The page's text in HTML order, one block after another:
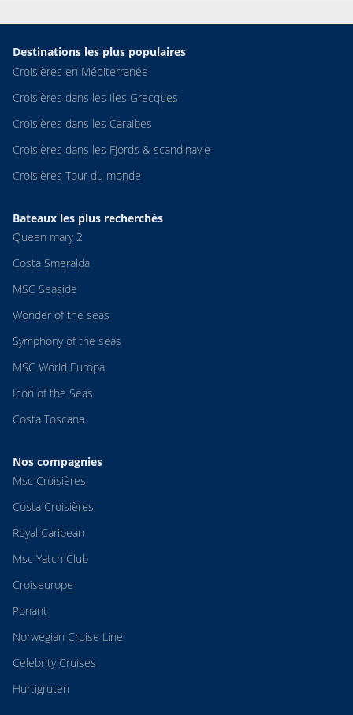
Destinations les plus populaires
Croisières en Méditerranée
Croisières dans les Iles Grecques
Croisières dans les Caraibes
Croisières dans les Fjords & scandinavie
Croisières Tour du monde
Bateaux les plus recherchés
Queen mary 2
Costa Smeralda
MSC Seaside
Wonder of the seas
Symphony of the seas
MSC World Europa
Icon of the Seas
Costa Toscana
Nos compagnies
Msc Croisières
Costa Croisières
Royal Caribean
Msc Yatch Club
Croiseurope
Ponant
Norwegian Cruise Line
Celebrity Cruises
Hurtigruten